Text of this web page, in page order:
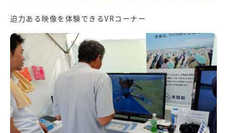
迫力ある映像を体験できるVRコーナー